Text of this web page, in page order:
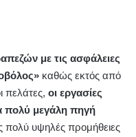
με τις ασφάλειες
καθώς εκτός από
πελάτες, οι εργασίες
πολύ μεγάλη πηγή
πολύ υψηλές προμήθειες